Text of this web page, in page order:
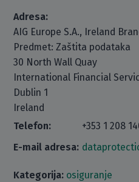
Adresa:
AIG Europe S.A., Ireland
Predmet: Zaštita podataka
30 North Wall Quay
International Financial
Dublin 1
Ireland
Telefon:
+353 1 208
E-mail adresa:
Kategorija: osiguranje